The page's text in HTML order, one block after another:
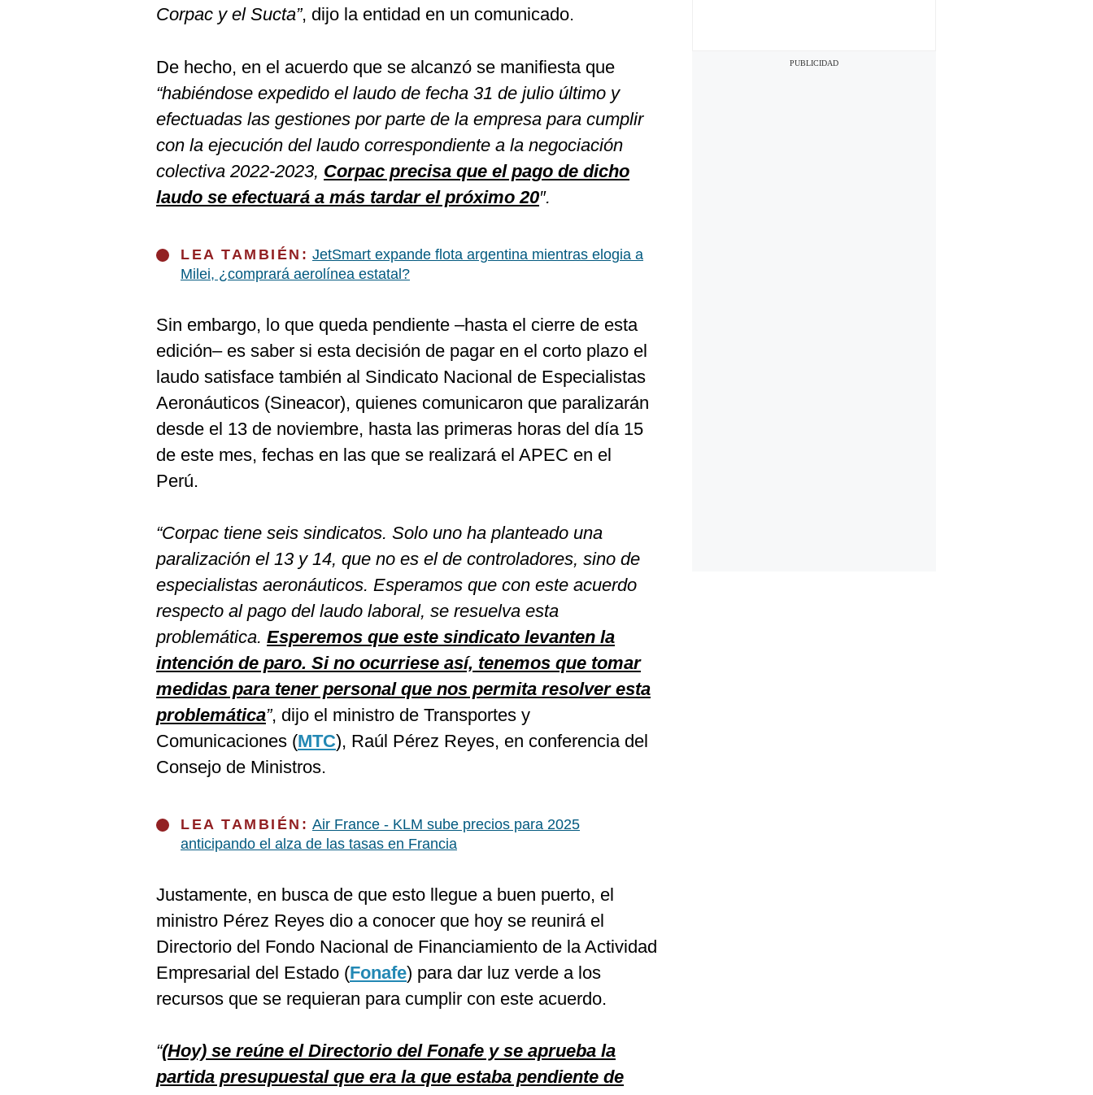
Corpac y el Sucta”, dijo la entidad en un comunicado.
De hecho, en el acuerdo que se alcanzó se manifiesta que
“habiéndose expedido el laudo de fecha 31 de julio último y
efectuadas las gestiones por parte de la empresa para cumplir
con la ejecución del laudo correspondiente a la negociación
colectiva 2022-2023, Corpac precisa que el pago de dicho
laudo se efectuará a más tardar el próximo 20″.
LEA TAMBIÉN: JetSmart expande flota argentina mientras elogia a
Milei, ¿comprará aerolínea estatal?
Sin embargo, lo que queda pendiente –hasta el cierre de esta
edición– es saber si esta decisión de pagar en el corto plazo el
laudo satisface también al Sindicato Nacional de Especialistas
Aeronáuticos (Sineacor), quienes comunicaron que paralizarán
desde el 13 de noviembre, hasta las primeras horas del día 15
de este mes, fechas en las que se realizará el APEC en el
Perú.
“Corpac tiene seis sindicatos. Solo uno ha planteado una
paralización el 13 y 14, que no es el de controladores, sino de
especialistas aeronáuticos. Esperamos que con este acuerdo
respecto al pago del laudo laboral, se resuelva esta
problemática. Esperemos que este sindicato levanten la
intención de paro. Si no ocurriese así, tenemos que tomar
medidas para tener personal que nos permita resolver esta
problemática”, dijo el ministro de Transportes y
Comunicaciones (MTC), Raúl Pérez Reyes, en conferencia del
Consejo de Ministros.
LEA TAMBIÉN: Air France - KLM sube precios para 2025
anticipando el alza de las tasas en Francia
Justamente, en busca de que esto llegue a buen puerto, el
ministro Pérez Reyes dio a conocer que hoy se reunirá el
Directorio del Fondo Nacional de Financiamiento de la Actividad
Empresarial del Estado (Fonafe) para dar luz verde a los
recursos que se requieran para cumplir con este acuerdo.
“(Hoy) se reúne el Directorio del Fonafe y se aprueba la
partida presupuestal que era la que estaba pendiente de